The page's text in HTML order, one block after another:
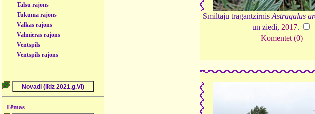
Talsu rajons
Tukuma rajons
Valkas rajons
Valmieras rajons
Ventspils
Ventspils rajons
Tēmas
Smiltāju tragantzirnis Astragalus
un ziedi, 2017.
Komentēt (0)